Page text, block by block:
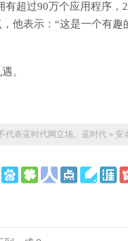
超过90万个应用程序
他表示：“这是一个有
。
表蓝时代网立场。 蓝时代» 安